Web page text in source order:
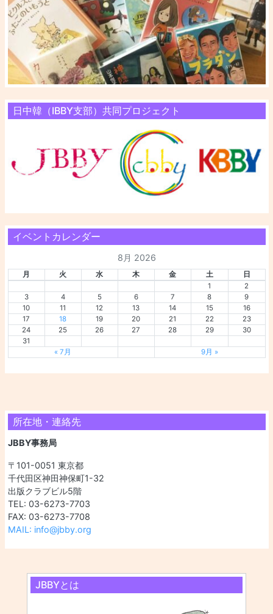
日中韓（IBBY支部）共同プロジェクト
イベントカレンダー
8月 2026
月 火 水 木 金 土
日
1
2
3
4 5 6 7 8
9
10
11 12 13 14 15
16
17
18 19 20 21 22
23
24
25 26 27 28 29
30
31
« 7月
9月 »
所在地・連絡先
JBBY事務局
〒101-0051 東京都
千代田区神田神保町1-32
出版クラブビル5階
TEL: 03-6273-7703
FAX: 03-6273-7708
MAIL: info@jbby.org
JBBYとは